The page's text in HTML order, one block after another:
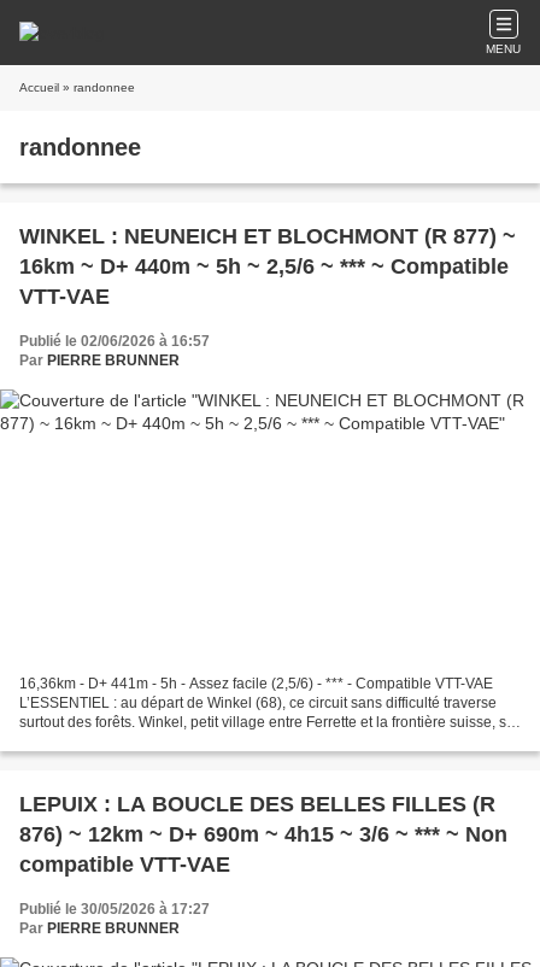
MENU
Accueil » randonnee
randonnee
WINKEL : NEUNEICH ET BLOCHMONT (R 877) ~
16km ~ D+ 440m ~ 5h ~ 2,5/6 ~ *** ~ Compatible
VTT-VAE
Publié le 02/06/2026 à 16:57
Par PIERRE BRUNNER
16,36km - D+ 441m - 5h - Assez facile (2,5/6) - *** - Compatible VTT-VAE
L’ESSENTIEL : au départ de Winkel (68), ce circuit sans difficulté traverse
surtout des forêts. Winkel, petit village entre Ferrette et la frontière suisse, se
LEPUIX : LA BOUCLE DES BELLES FILLES (R
876) ~ 12km ~ D+ 690m ~ 4h15 ~ 3/6 ~ *** ~ Non
compatible VTT-VAE
Publié le 30/05/2026 à 17:27
Par PIERRE BRUNNER